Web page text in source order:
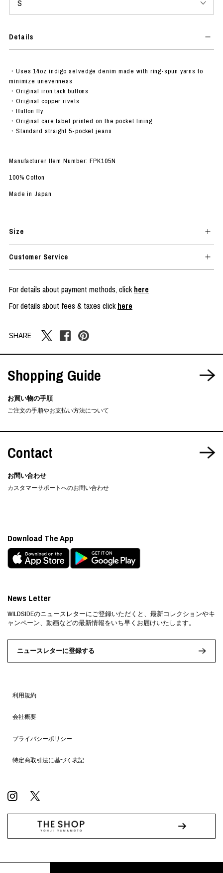
Details
・Uses 14oz indigo selvedge denim made with ring-spun yarns to
minimize unevenness
・Original iron tack buttons
・Original copper rivets
・Button fly
・Original care label printed on the pocket lining
・Standard straight 5-pocket jeans
Manufacturer Item Number: FPK105N
100% Cotton
Made in Japan
Size
Customer Service
For details about payment methods, clickhere
For details about fees & taxes clickhere
SHARE
Shopping Guide
お買い物の手順
ご注文の手順やお支払い方法について
Contact
お問い合わせ
カスタマーサポートへのお問い合わせ
利用規約
会社概要
プライバシーポリシー
特定商取引法に基づく表記
News Letter
WILDSIDEのニュースレターにご登録いただくと、最新コレクションやキ
ャンペーン、動画などの最新情報をいち早くお届けいたします。
ニュースレターに登録する
Download The App